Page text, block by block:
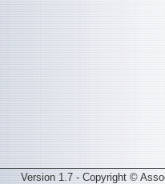
Version 1.7 - Copyright ©